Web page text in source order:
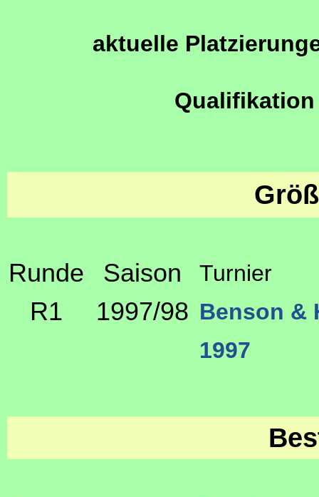
aktuelle
Qualifikation
Runde Saison Turnier
R1 1997/98 Benson &
1997